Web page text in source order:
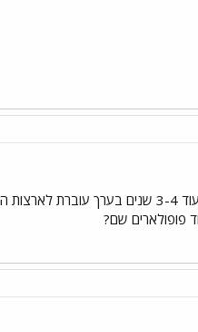
מליינים אנחנחו לא כניראה שאני יצטרך לבחור באחד הסגנונות להתחיל ואולי בהמשך ללמוד גם סגנון אחר עוד שאלה
פופולארים שם?